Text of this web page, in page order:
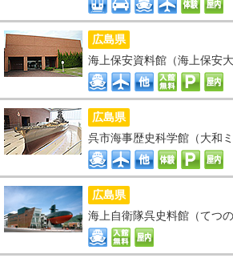
広島県
海上保安資料館（海上保安大
広島県
呉市海事歴史科学館（大和ミ
広島県
海上自衛隊呉史料館（てつの